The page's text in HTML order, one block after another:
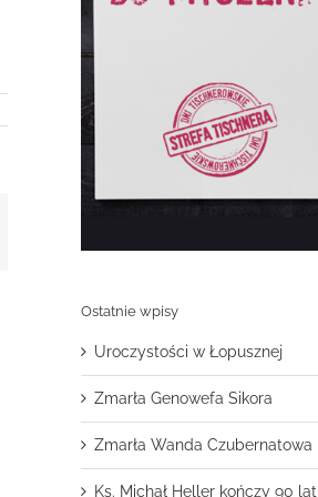
Ostatnie wpisy
Uroczystości w Łopusznej
Zmarła Genowefa Sikora
Zmarła Wanda Czubernatowa
Ks. Michał Heller kończy 90 lat